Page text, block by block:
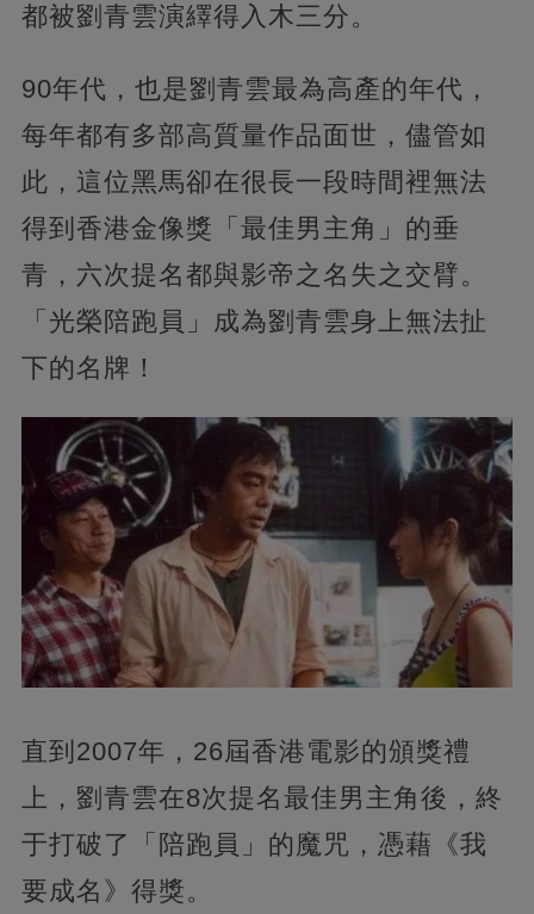
都被劉青雲演繹得入木三分。
90年代，也是劉青雲最為高產的年代，
每年都有多部高質量作品面世，儘管如
此，這位黑馬卻在很長一段時間裡無法
得到香港金像獎「最佳男主角」的垂
青，六次提名都與影帝之名失之交臂。
「光榮陪跑員」成為劉青雲身上無法扯
下的名牌！
直到2007年，26屆香港電影的頒獎禮
上，劉青雲在8次提名最佳男主角後，終
于打破了「陪跑員」的魔咒，憑藉《我
要成名》得獎。